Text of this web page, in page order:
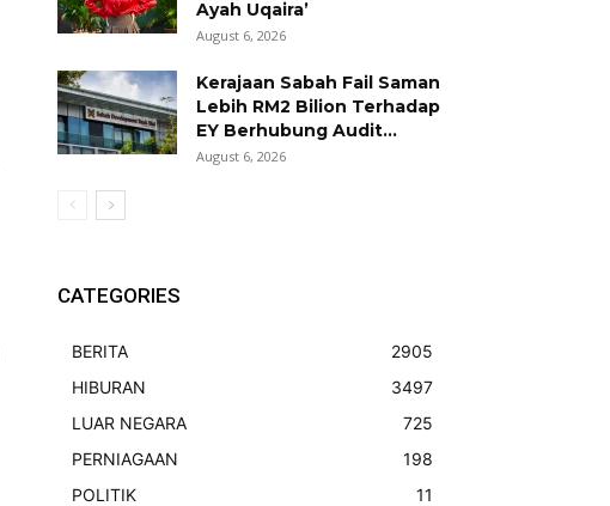
Ayah Uqaira’
August 6, 2026
Kerajaan Sabah Fail Saman
Lebih RM2 Bilion Terhadap
EY Berhubung Audit...
August 6, 2026
CATEGORIES
BERITA
2905
HIBURAN
3497
LUAR NEGARA
725
PERNIAGAAN
198
POLITIK
11